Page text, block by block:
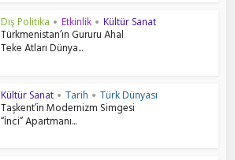
Dış Politika • Etkinlik • Kültür Sanat
Türkmenistan’ın Gururu Ahal
Teke Atları Dünya...
Kültür Sanat • Tarih • Türk Dünyası
Taşkent’in Modernizm Simgesi
“İnci” Apartmanı...